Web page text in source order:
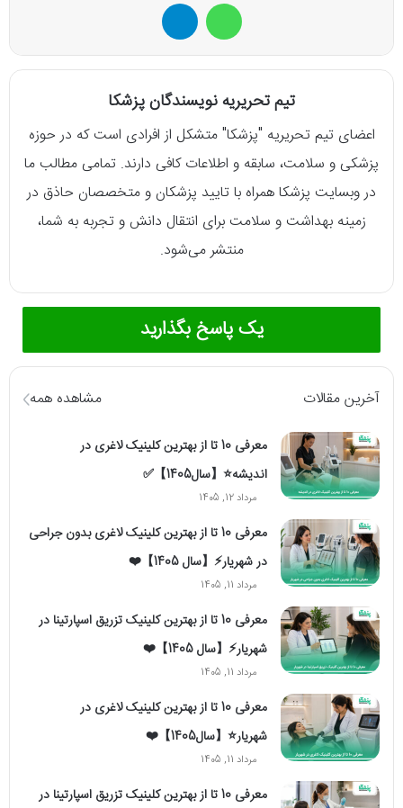
تیم تحریریه نویسندگان پزشکا
اعضای تیم تحریریه "پزشکا" متشکل از افرادی است که در حوزه
پزشکی و سلامت، سابقه و اطلاعات کافی دارند. تمامی مطالب ما
در وبسایت پزشکا همراه با تایید پزشکان و متخصصان حاذق در
زمینه بهداشت و سلامت برای انتقال دانش و تجربه به شما،
منتشر می‌شود.
یک پاسخ بگذارید
آخرین مقالات مشاهده همه
معرفی 10 تا از بهترین کلینیک لاغری در
اندیشه⭐【سال1405】✅
مرداد 12, 1405
معرفی 10 تا از بهترین کلینیک لاغری بدون جراحی
در شهریار⚡【سال 1405】❤️
مرداد 11, 1405
معرفی 10 تا از بهترین کلینیک تزریق اسپارتینا در
شهریار⚡【سال 1405】❤️
مرداد 11, 1405
معرفی 10 تا از بهترین کلینیک لاغری در
شهریار⭐【سال1405】❤️
مرداد 11, 1405
معرفی 10 تا از بهترین کلینیک تزریق اسپارتینا در